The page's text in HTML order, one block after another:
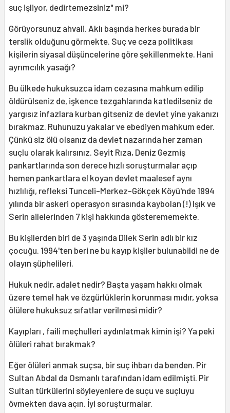
suç işliyor, dedirtemezsiniz" mi?
Görüyorsunuz ahvali. Aklı başında herkes burada bir
terslik olduğunu görmekte. Suç ve ceza politikası
kişilerin siyasal düşüncelerine göre şekillenmekte. Hani
ayrımcılık yasağı?
Bu ülkede hukuksuzca idam cezasına mahkum edilip
öldürülseniz de, işkence tezgahlarında katledilseniz de
yargısız infazlara kurban gitseniz de devlet yine yakanızı
bırakmaz. Ruhunuzu yakalar ve ebediyen mahkum eder.
Çünkü siz ölü olsanız da devlet nazarında her zaman
suçlu olarak kalırsınız. Seyit Rıza, Deniz Gezmiş
pankartlarında son derece hızlı soruşturmalar açıp
hemen pankartlara el koyan devlet maalesef aynı
hızlılığı, refleksi Tunceli-Merkez-Gökçek Köyü'nde 1994
yılında bir askeri operasyon sırasında kaybolan (!) Işık ve
Serin ailelerinden 7 kişi hakkında gösterememekte.
Bu kişilerden biri de 3 yaşında Dilek Serin adlı bir kız
çocuğu. 1994'ten beri ne bu kayıp kişiler bulunabildi ne de
olayın şüphelileri.
Hukuk nedir, adalet nedir? Başta yaşam hakkı olmak
üzere temel hak ve özgürlüklerin korunması mıdır, yoksa
ölülere hukuksuz sıfatlar verilmesi midir?
Kayıpları , faili meçhulleri aydınlatmak kimin işi? Ya peki
ölüleri rahat bırakmak?
Eğer ölüleri anmak suçsa, bir suç ihbarı da benden. Pir
Sultan Abdal da Osmanlı tarafından idam edilmişti. Pir
Sultan türkülerini söyleyenlere de suçu ve suçluyu
övmekten dava açın. İyi soruşturmalar.